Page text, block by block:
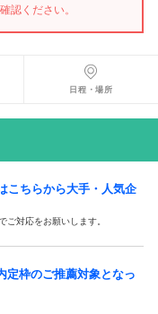
認ください。
日程・場所
こちらから大手・人気企
対応をお願いします。
枠のご推薦対象となっ